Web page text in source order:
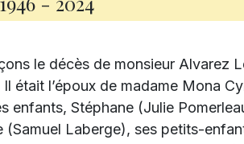
le décès de monsieur Alvarez
était l’époux de madame Mona
enfants, Stéphane (Julie
Laberge), ses petits-